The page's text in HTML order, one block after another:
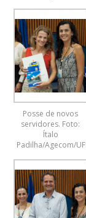
Posse de novos
servidores. Foto:
Ítalo
Padilha/Agecom/